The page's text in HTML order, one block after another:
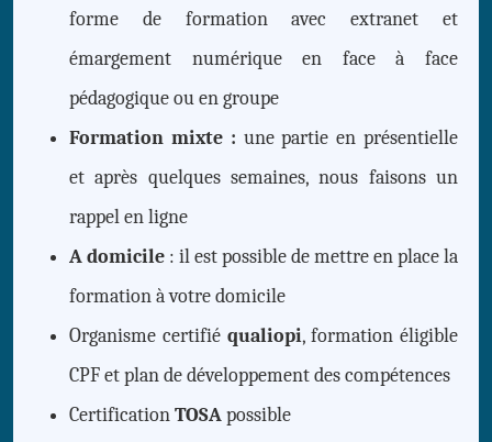
forme de formation avec extranet et
émargement numérique en face à face
pédagogique ou en groupe
Formation mixte : une partie en présentielle
et après quelques semaines, nous faisons un
rappel en ligne
A domicile: il est possible de mettre en place la
formation à votre domicile
Organisme certifié qualiopi, formation éligible
CPF et plan de développement des compétences
CertificationTOSApossible